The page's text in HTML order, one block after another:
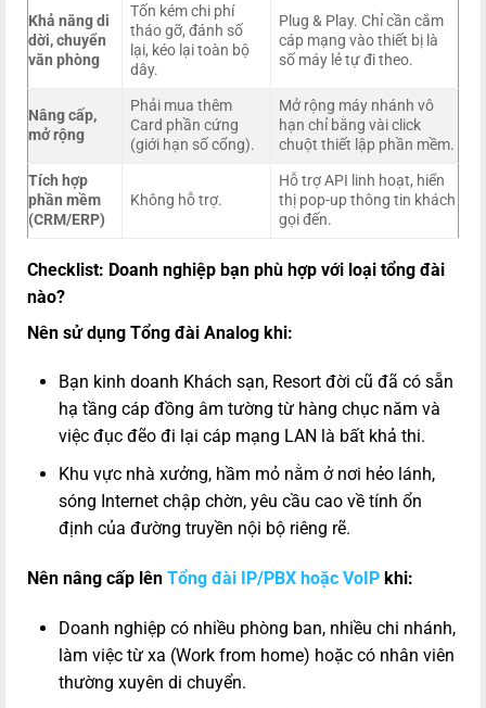
Khả năng di
dời, chuyển
văn phòng
Tốn kém chi phí
tháo gỡ, đánh số
lại, kéo lại toàn bộ
dây.
Plug & Play. Chỉ cần cắm
cáp mạng vào thiết bị là
số máy lẻ tự đi theo.
Nâng cấp,
mở rộng
Phải mua thêm
Card phần cứng
(giới hạn số cổng).
Mở rộng máy nhánh vô
hạn chỉ bằng vài click
chuột thiết lập phần mềm.
Tích hợp
phần mềm
(CRM/ERP)
Không hỗ trợ.
Hỗ trợ API linh hoạt, hiển
thị pop-up thông tin khách
gọi đến.
Checklist: Doanh nghiệp bạn phù hợp với loại tổng đài
nào?
Nên sử dụng Tổng đài Analog khi:
Bạn kinh doanh Khách sạn, Resort đời cũ đã có sẵn
hạ tầng cáp đồng âm tường từ hàng chục năm và
việc đục đẽo đi lại cáp mạng LAN là bất khả thi.
Khu vực nhà xưởng, hầm mỏ nằm ở nơi hẻo lánh,
sóng Internet chập chờn, yêu cầu cao về tính ổn
định của đường truyền nội bộ riêng rẽ.
Nên nâng cấp lên Tổng đài IP/PBX hoặc VoIP khi:
Doanh nghiệp có nhiều phòng ban, nhiều chi nhánh,
làm việc từ xa (Work from home) hoặc có nhân viên
thường xuyên di chuyển.